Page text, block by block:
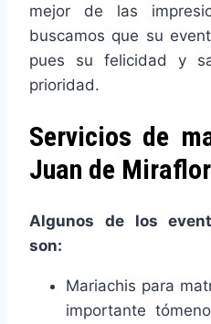
mejor de las
buscamos que su
pues su felicidad y
prioridad.
Servicios de
Juan de
Algunos de los
son:
Mariachis para
importante